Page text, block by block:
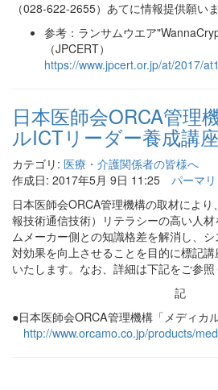
（028-622-2655）あてに情報提供願いま
参考：ランサムウエア
（JPCERT）
https://www.jpcert.or.jp/at/2017/
日本医師会ORCA管理
ルICTリーダー養成講
カテゴリ: 医療・介護関係者の皆様へ
作成日: 2017年5月 9日 11:25
パーマ
日本医師会ORCA管理機構の取材によ
報技術通信技術）リテラシーの高い人
ムメーカー側との知識格差を解消し、
対効果を向上させることを目的に標記
いたします。 なお、詳細は下記をご参照
記
●日本医師会ORCA管理機構 「メディカ
http://www.orcamo.co.jp/products/